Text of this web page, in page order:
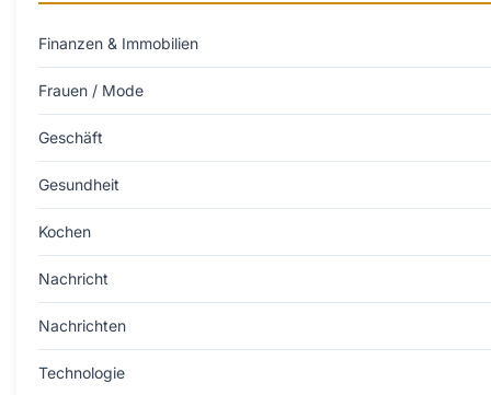
Finanzen & Immobilien
Frauen / Mode
Geschäft
Gesundheit
Kochen
Nachricht
Nachrichten
Technologie